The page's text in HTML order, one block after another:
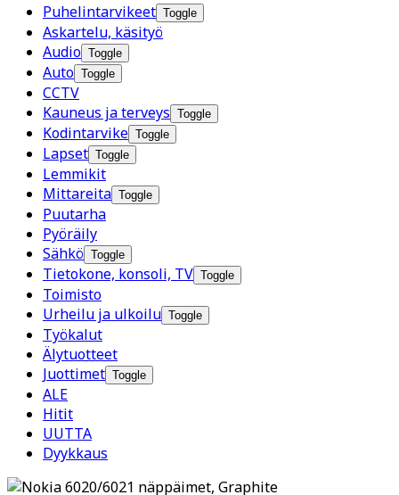
Puhelintarvikeet Toggle
Askartelu, käsityö
Audio Toggle
Auto Toggle
CCTV
Kauneus ja terveys Toggle
Kodintarvike Toggle
Lapset Toggle
Lemmikit
Mittareita Toggle
Puutarha
Pyöräily
Sähkö Toggle
Tietokone, konsoli, TV Toggle
Toimisto
Urheilu ja ulkoilu Toggle
Työkalut
Älytuotteet
Juottimet Toggle
ALE
Hitit
UUTTA
Dyykkaus